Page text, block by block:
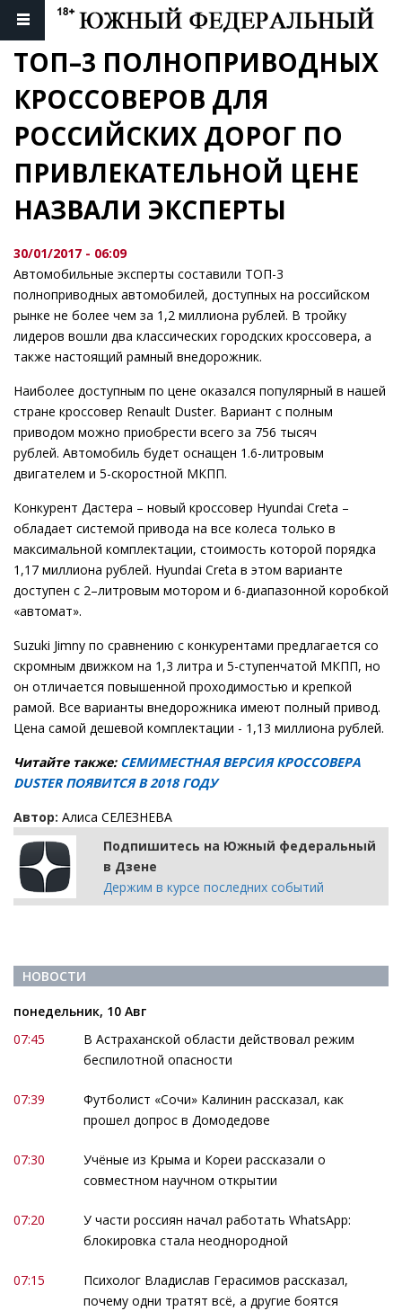
ТОП–3 ПОЛНОПРИВОДНЫХ
КРОССОВЕРОВ ДЛЯ
РОССИЙСКИХ ДОРОГ ПО
ПРИВЛЕКАТЕЛЬНОЙ ЦЕНЕ
НАЗВАЛИ ЭКСПЕРТЫ
30/01/2017 - 06:09
Автомобильные эксперты составили ТОП-3
полноприводных автомобилей, доступных на российском
рынке не более чем за 1,2 миллиона рублей. В тройку
лидеров вошли два классических городских кроссовера, а
также настоящий рамный внедорожник.
Наиболее доступным по цене оказался популярный в нашей
стране кроссовер Renault Duster. Вариант с полным
приводом можно приобрести всего за 756 тысяч
рублей. Автомобиль будет оснащен 1.6-литровым
двигателем и 5-скоростной МКПП.
Конкурент Дастера – новый кроссовер Hyundai Creta –
обладает системой привода на все колеса только в
максимальной комплектации, стоимость которой порядка
1,17 миллиона рублей. Hyundai Creta в этом варианте
доступен с 2–литровым мотором и 6-диапазонной коробкой
«автомат».
Suzuki Jimny по сравнению с конкурентами предлагается со
скромным движком на 1,3 литра и 5-ступенчатой МКПП, но
он отличается повышенной проходимостью и крепкой
рамой. Все варианты внедорожника имеют полный привод.
Цена самой дешевой комплектации - 1,13 миллиона рублей.
Читайте также: СЕМИМЕСТНАЯ ВЕРСИЯ КРОССОВЕРА
DUSTER ПОЯВИТСЯ В 2018 ГОДУ
Автор: Алиса СЕЛЕЗНЕВА
Подпишитесь на Южный федеральный
в Дзене
Держим в курсе последних событий
НОВОСТИ
понедельник, 10 Авг
07:45
В Астраханской области действовал режим
беспилотной опасности
07:39
Футболист «Сочи» Калинин рассказал, как
прошел допрос в Домодедове
07:30
Учёные из Крыма и Кореи рассказали о
совместном научном открытии
07:20
У части россиян начал работать WhatsApp:
блокировка стала неоднородной
07:15
Психолог Владислав Герасимов рассказал,
почему одни тратят всё, а другие боятся